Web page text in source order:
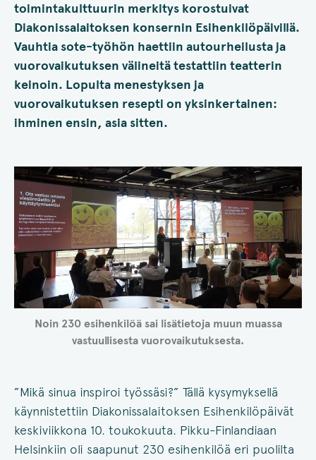
toimintakulttuurin merkitys korostuivat
Diakonissalaitoksen konsernin Esihenkilöpäivillä.
Vauhtia sote-työhön haettiin autourheilusta ja
vuorovaikutuksen välineitä testattiin teatterin
keinoin. Lopulta menestyksen ja
vuorovaikutuksen resepti on yksinkertainen:
ihminen ensin, asia sitten.
Noin 230 esihenkilöä sai lisätietoja muun muassa
vastuullisesta vuorovaikutuksesta.
”Mikä sinua inspiroi työssäsi?” Tällä kysymyksellä
käynnistettiin Diakonissalaitoksen Esihenkilöpäivät
keskiviikkona 10. toukokuuta. Pikku-Finlandiaan
Helsinkiin oli saapunut 230 esihenkilöä eri puolilta